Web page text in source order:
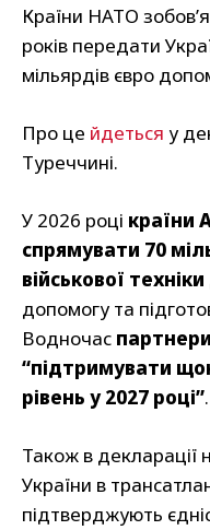
Країни НАТО
років передати
мільярдів євро
Про це йдеться у
Туреччині.
У 2026 році країни
спрямувати 70
військової
допомогу та
Водночас
“підтримувати
рівень у 2027 році”.
Також в декларації
України в
підтверджують